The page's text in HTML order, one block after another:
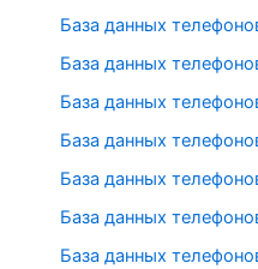
База данных
База данных
База данных
База данных
База данных
База данных
База данных